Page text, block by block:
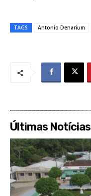
TAGS Antonio Denarium
Últimas Notícias